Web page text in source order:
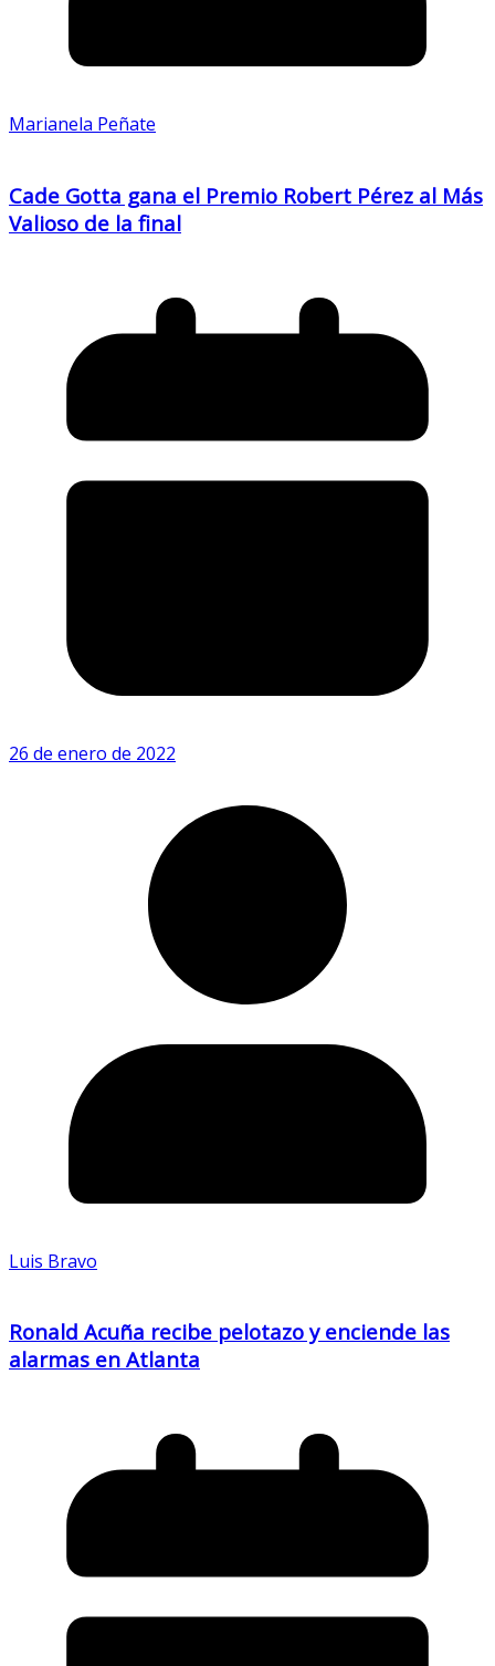
Marianela Peñate
Cade Gotta gana el Premio Robert Pérez al Más
Valioso de la final
26 de enero de 2022
Luis Bravo
Ronald Acuña recibe pelotazo y enciende las
alarmas en Atlanta